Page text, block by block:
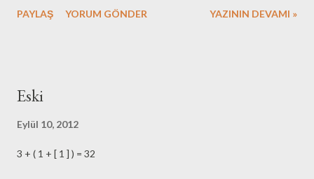
PAYLAŞ YORUM GÖNDER YAZININ DEVAMI »
Eski
Eylül 10, 2012
3 + ( 1 + [ 1 ] ) = 32